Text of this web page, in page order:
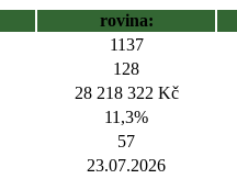
rovina:
1137
128
28 218 322 Kč
11,3%
57
23.07.2026